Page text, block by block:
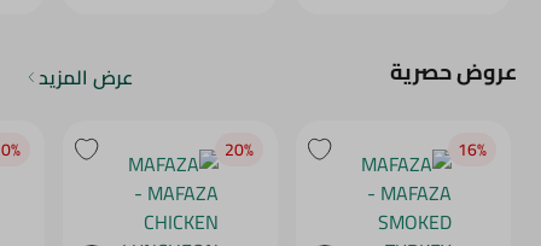
عروض حصرية عرض المزيد
16‎%‎
20‎%‎